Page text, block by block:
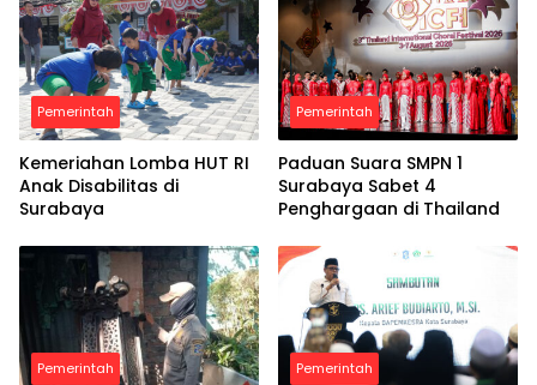
Pemerintah
Kemeriahan Lomba HUT RI
Anak Disabilitas di
Surabaya
Pemerintah
Paduan Suara SMPN 1
Surabaya Sabet 4
Penghargaan di Thailand
Pemerintah Pemerintah